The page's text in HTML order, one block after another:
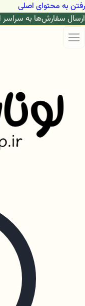
رفتن به محتوای اصلی
ارسال سفارش‌ها به سراسر